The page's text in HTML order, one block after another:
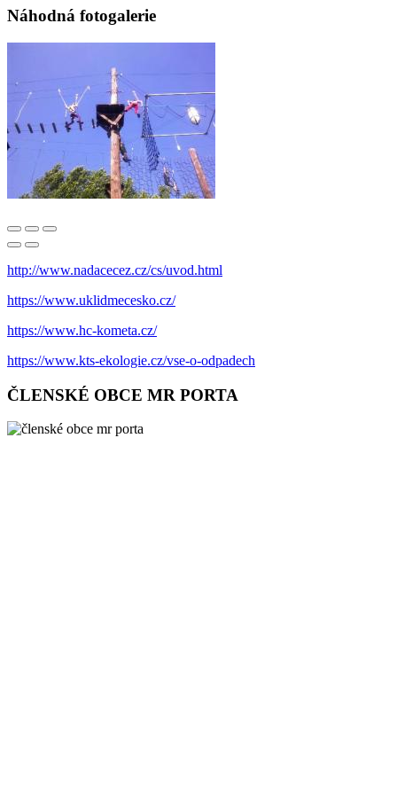
Náhodná fotogalerie
http://www.nadacecez.cz/cs/uvod.html
https://www.uklidmecesko.cz/
https://www.hc-kometa.cz/
https://www.kts-ekologie.cz/vse-o-odpadech
ČLENSKÉ OBCE MR PORTA